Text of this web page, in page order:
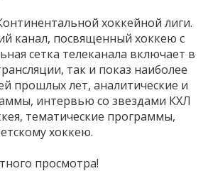
хоккейной лиги.
канал, посвященный хоккею с
сетка телеканала включает в
так и показ наиболее
прошлых лет, аналитические и
интервью со звездами КХЛ
тематические программы,
хоккею.
просмотра!